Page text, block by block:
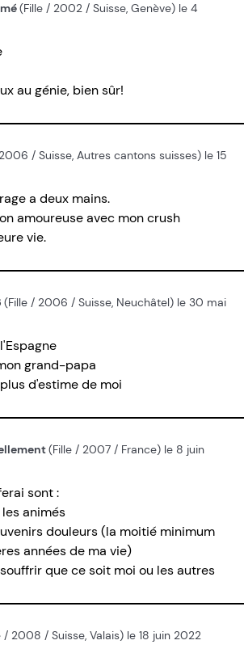
(Fille / 2002 / Suisse, Genève) le 4
au génie, bien sûr!
/ Suisse, Autres cantons suisses) le 15
a deux mains.
amoureuse avec mon crush
vie.
(Fille / 2006 / Suisse, Neuchâtel) le 30 mai
grand-papa
d'estime de moi
(Fille / 2007 / France) le 8 juin
sont :
animés
douleurs (la moitié minimum
années de ma vie)
que ce soit moi ou les autres
/ 2008 / Suisse, Valais) le 18 juin 2022